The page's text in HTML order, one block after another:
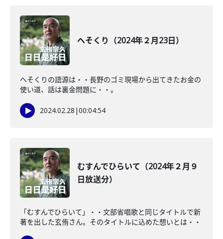
へそくり（2024年２月23日）
へそくりの語源は・・長野のゴミ現場から出てきたお金の
使い道、話は裏金問題に・・。
2024.02.28 |00:04:54
むすんでひらいて（2024年２月９
日放送分）
「むすんでひらいて」・・文部省唱歌と同じタイトルで新
著を出した玄侑さん。そのタイトルに込めた想いとは・・